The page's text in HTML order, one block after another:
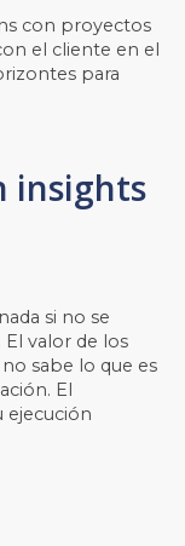
con proyectos
el cliente en el
para
insights
si no se
El valor de los
sabe lo que es
El
ejecución